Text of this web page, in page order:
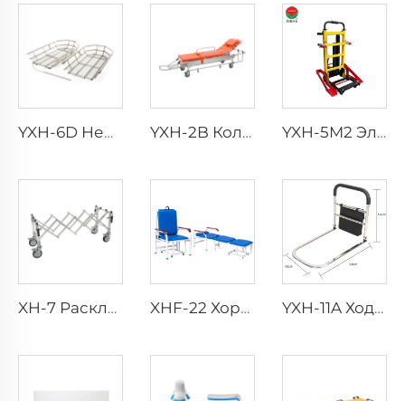
YXH-6D Нержавеющие 2-х частные Ковшевые Носилки с Подъемным Узлом YXH-2B Колесная носилка-каталка с подъемными позициями YXH-5M2 Электрическое медицинское складывающееся кресло-подъемник для лестниц
XH-7 Раскладные ручки для переноски алюминиевой сплавной церковной тележки XHF-22 Хорошее качество и дешевое многофункциональное сопроводительное кресло YXH-11A Ходунки из Алюминия для Пожилых Людей с Колесами